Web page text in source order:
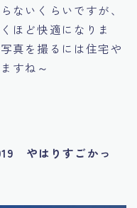
ないくらいですが、
ほど快適になりま
真を撮るには住宅や
すね～
やはりすごかっ